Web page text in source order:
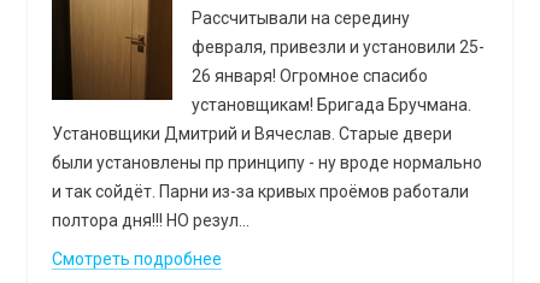
Рассчитывали на середину
февраля, привезли и установили 25-
26 января! Огромное спасибо
установщикам! Бригада Бручмана.
Установщики Дмитрий и Вячеслав. Старые двери
были установлены пр принципу - ну вроде нормально
и так сойдёт. Парни из-за кривых проёмов работали
полтора дня!!! НО резул...
Смотреть подробнее